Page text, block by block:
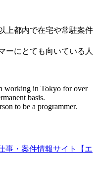
上都内で在宅や常駐案件
ーにとても向いている人
working in Tokyo for over
basis.
to be a programmer.
事・案件情報サイト【エ